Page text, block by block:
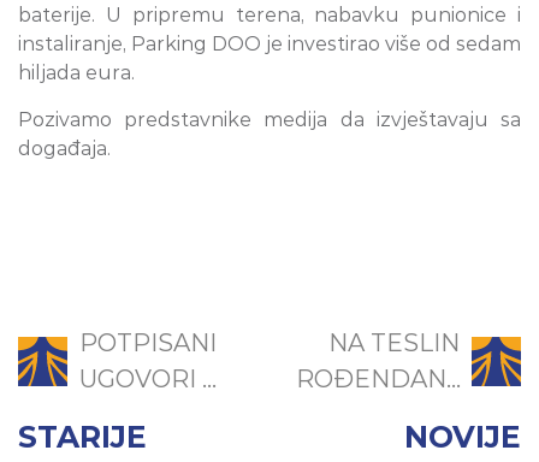
baterije. U pripremu terena, nabavku punionice i
instaliranje, Parking DOO je investirao više od sedam
hiljada eura.
Pozivamo predstavnike medija da izvještavaju sa
događaja.
POTPISANI
UGOVORI ...
STARIJE
NA TESLIN
ROĐENDAN...
NOVIJE